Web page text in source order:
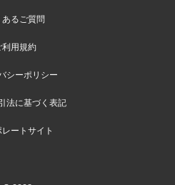
あるご質問
利用規約
シーポリシー
法に基づく表記
レートサイト